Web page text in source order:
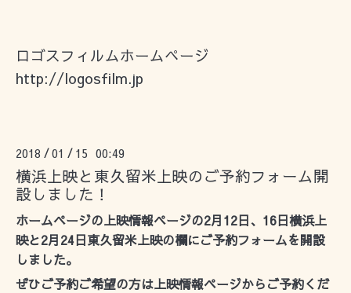
ロゴスフィルムホームページ
http://logosfilm.jp
2018 /01 / 15 00:49
横浜上映と東久留米上映のご予約フォーム開
設しました！
ホームページの上映情報ページの2月12日、16日横浜上
映と2月24日東久留米上映の欄にご予約フォームを開設
しました。
ぜひご予約ご希望の方は上映情報ページからご予約くだ